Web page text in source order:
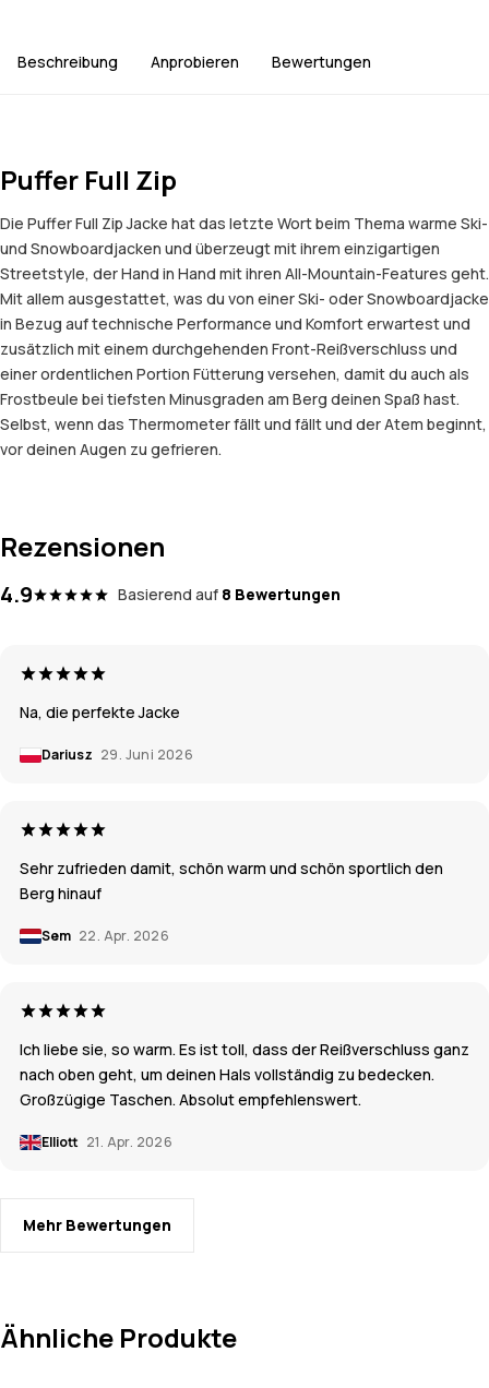
Beschreibung Anprobieren Bewertungen
Puffer Full Zip
Die Puffer Full Zip Jacke hat das letzte Wort beim Thema warme Ski-
und Snowboardjacken und überzeugt mit ihrem einzigartigen
Streetstyle, der Hand in Hand mit ihren All-Mountain-Features geht.
Mit allem ausgestattet, was du von einer Ski- oder Snowboardjacke
in Bezug auf technische Performance und Komfort erwartest und
zusätzlich mit einem durchgehenden Front-Reißverschluss und
einer ordentlichen Portion Fütterung versehen, damit du auch als
Frostbeule bei tiefsten Minusgraden am Berg deinen Spaß hast.
Selbst, wenn das Thermometer fällt und fällt und der Atem beginnt,
vor deinen Augen zu gefrieren.
Rezensionen
4.9 Basierend auf 8 Bewertungen
Na, die perfekte Jacke
Dariusz 29. Juni 2026
Sehr zufrieden damit, schön warm und schön sportlich den
Berg hinauf
Sem 22. Apr. 2026
Ich liebe sie, so warm. Es ist toll, dass der Reißverschluss ganz
nach oben geht, um deinen Hals vollständig zu bedecken.
Großzügige Taschen. Absolut empfehlenswert.
Elliott 21. Apr. 2026
Mehr Bewertungen
Ähnliche Produkte